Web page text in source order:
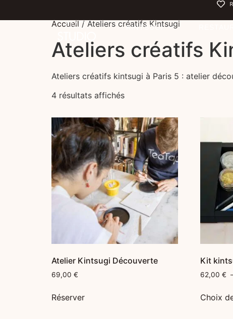
KINTSUGI
Accueil/ Ateliers créatifs Kintsugi
Ateliers créatifs
Ateliers créatifs kintsugi à Paris 5 : atelier
4 résultats affichés
Atelier Kintsugi Découverte
69,00 €
Réserver
Kit
62,00 €
Choix